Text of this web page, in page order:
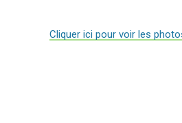
Cliquer ici pour voir les